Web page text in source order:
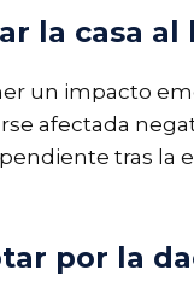
la casa al
un impacto
afectada
tras
por la